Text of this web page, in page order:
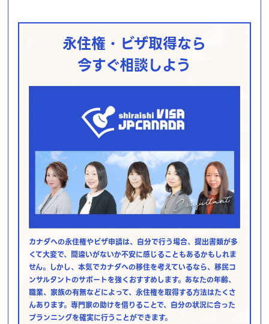
永住権・ビザ取得なら
今すぐ相談しよう
カナダへの永住権やビザ申請は、自分で行う場合、提出書類が多
くて大変で、間違いがないか不安に感じることもあるかもしれま
せん。しかし、本気でカナダへの移住を考えているなら、移民コ
ンサルタントのサポートを強くおすすめします。あなたの年齢、
職業、家族の有無などによって、永住権を取得する方法はたくさ
んあります。専門家の助けを借りることで、自分の状況に合った
プランニングを確実に行うことができます。